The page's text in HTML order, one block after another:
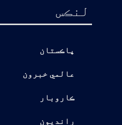
لنڪس
پاڪستان
عالمي خبرون
ڪاروبار
رانديون